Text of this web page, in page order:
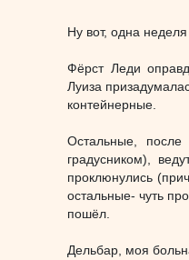
Ну вот, одна
Фёрст Леди
Луиза
контейнерные.
Остальные,
градусником),
проклюнулись
остальные- чуть
пошёл.
Дельбар, моя